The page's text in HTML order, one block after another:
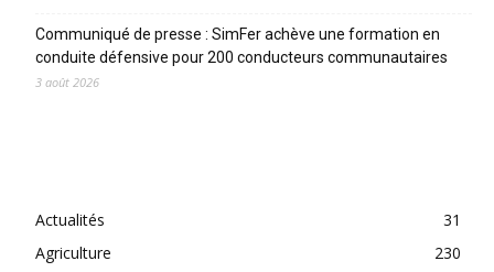
Communiqué de presse : SimFer achève une formation en
conduite défensive pour 200 conducteurs communautaires
3 août 2026
Actualités
31
Agriculture
230